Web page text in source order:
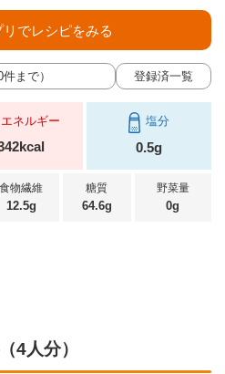
まで） 登録済一覧
でレシピをみる
エネルギー 塩分
0.5g
食物繊維
12.5g
糖質
64.6g
野菜量
0g
4人分）